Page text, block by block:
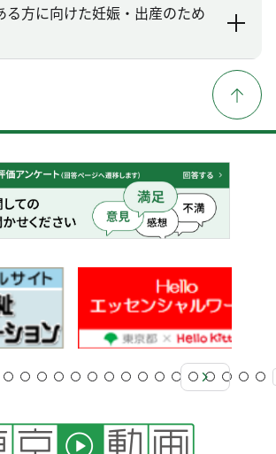
る方に向けた妊娠・出産のため